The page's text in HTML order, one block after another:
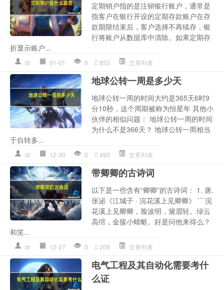
定期销户指的是注销银行账户，通常是
指客户在银行开设的定期存款账户在存
款期限结束后，客户选择不再续存，银
行将账户从数据库中清除。如果定期存
折显示账户...
dr 01-01 0 853 文章列表
地球公转一周是多少天
地球公转一周的时间大约是365天6时9
分10秒，这个周期被称为恒星年 其他小
伙伴的相似问题： 地球公转一周的时间
为什么不是366天？ 地球公转一周相当
于自转多...
dr 12-30 0 493 文章列表
带卿卿的古诗词
以下是一些含有“卿卿”的古诗词： 1. 唐.
张泌《江城子 · 浣花溪上见卿卿》 ```浣
花溪上见卿卿，脸波明，黛眉轻。绿云
高绾，金簇小蜻蜓。好是问他来得么？
和笑...
dr 12-27 0 208 文章列表
电气工程及其自动化需要考什
么证